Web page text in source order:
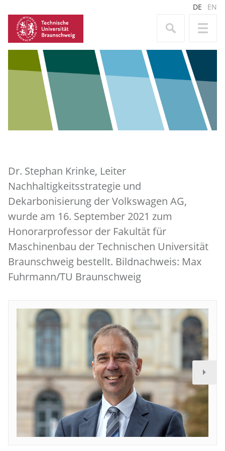
DE EN
Dr. Stephan Krinke, Leiter
Nachhaltigkeitsstrategie und
Dekarbonisierung der Volkswagen AG,
wurde am 16. September 2021 zum
Honorarprofessor der Fakultät für
Maschinenbau der Technischen Universität
Braunschweig bestellt. Bildnachweis: Max
Fuhrmann/TU Braunschweig